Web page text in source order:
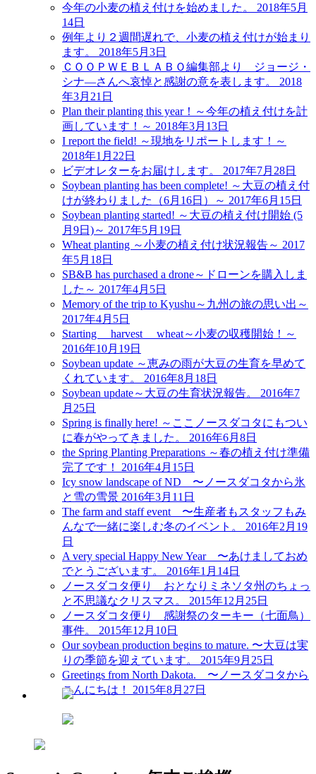
今年の小麦の植え付けを始めました。
2018年5月
14日
例年より２週間遅れで、小麦の植え付けが始まり
ます。
2018年5月3日
ＣＯＯＰＷＥＢＬＡＢＯ編集部より ジョージ・
シナ―さんへ哀悼と感謝の意を表します。
2018
年3月21日
Plan their planting this year！～今年の植え付けを計
画しています！～ 2018年3月13日
I report the field! ～現地をリポートします！～
2018年1月22日
ビデオレターをお届けします。
2017年7月28日
Soybean planting has been complete! ～大豆の植え付
けが終わりました（6月16日）～ 2017年6月15日
Soybean planting started! ～大豆の植え付け開始 (5
月9日)～ 2017年5月19日
Wheat planting ～小麦の植え付け状況報告～ 2017
年5月18日
SB&B has purchased a drone～ドローンを購入しま
した～ 2017年4月5日
Memory of the trip to Kyushu～九州の旅の思い出～
2017年4月5日
Starting harvest wheat～小麦の収穫開始！～
2016年10月19日
Soybean update ～恵みの雨が大豆の生育を早めて
くれています。
2016年8月18日
Soybean update～大豆の生育状況報告。
2016年7
月25日
Spring is finally here! ～ここノースダコタにもつい
に春がやってきました。
2016年6月8日
the Spring Planting Preparations ～春の植え付け準備
完了です！
2016年4月15日
Icy snow landscape of ND 〜ノースダコタから氷
と雪の雪景 2016年3月11日
The farm and staff event 〜生産者もスタッフもみ
んなで一緒に楽しむ冬のイベント。
2016年2月19
日
A very special Happy New Year 〜あけましておめ
でとうございます。
2016年1月14日
ノースダコタ便り おとなりミネソタ州のちょっ
と不思議なクリスマス。
2015年12月25日
ノースダコタ便り 感謝祭のターキー（七面鳥）
事件。
2015年12月10日
Our soybean production begins to mature. 〜大豆は実
りの季節を迎えています。
2015年9月25日
Greetings from North Dakota. 〜ノースダコタから
こんにちは！
2015年8月27日